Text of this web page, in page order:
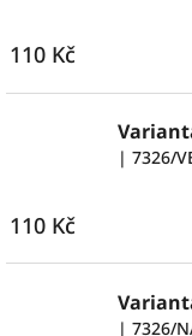
110 Kč
| 7326/
110 Kč
| 7326/